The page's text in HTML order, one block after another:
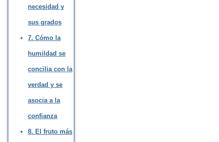
necesidad y
sus grados
7. Cómo la
humildad se
concilia con la
verdad y se
asocia a la
confianza
8. El fruto más